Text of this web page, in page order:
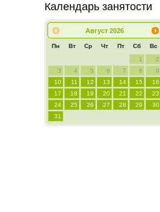
Календарь занятости
Август 2026
Пн Вт Ср Чт Пт Сб Вс
1
2
3
4 5 6 7 8
9
10
11 12 13 14 15
16
17
18 19 20 21 22
23
24
25 26 27 28 29
30
31